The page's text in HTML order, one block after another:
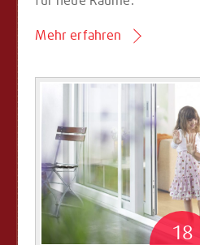
Mehr erfahren
18